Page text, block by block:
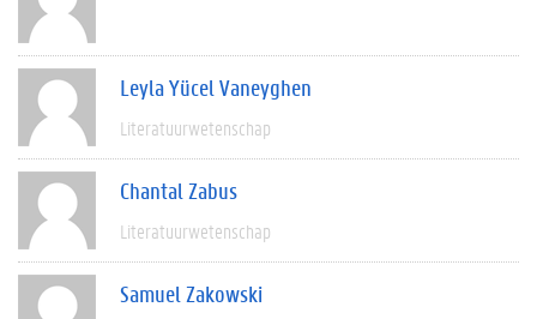
Leyla Yücel Vaneyghen
Literatuurwetenschap
Chantal Zabus
Literatuurwetenschap
Samuel Zakowski